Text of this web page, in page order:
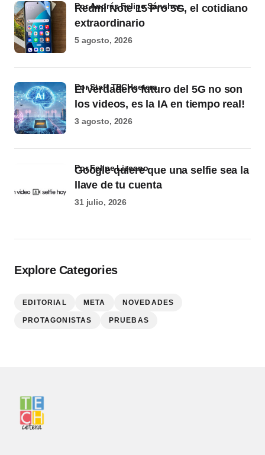
Redmi Note 15 Pro 5G, el cotidiano
extraordinario
por Andrés Felipe Sánchez
5 agosto, 2026
El verdadero futuro del 5G no son
los videos, es la IA en tiempo real!
por Staff TECHcetera
3 agosto, 2026
Google quiere que una selfie sea la
llave de tu cuenta
por Felipe Lizcano
31 julio, 2026
Explore Categories
EDITORIAL META NOVEDADES
PROTAGONISTAS PRUEBAS